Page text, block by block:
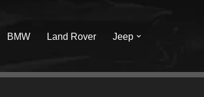
BMW Land Rover Jeep